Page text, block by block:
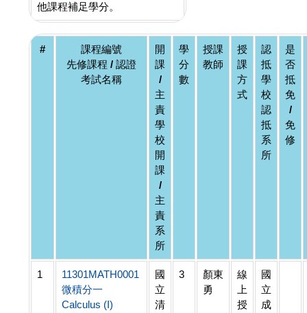
他課程補足學分。
#
課程編號
先修課程 / 認證
考試名稱
開
課
/
主
責
學
校
開
課
/
主
責
系
所
學
分
數
授課
教師
授
課
方
式
認
抵
學
校
認
抵
系
所
是
否
抵
免
/
免
修
1
11301MATH0001
微積分一
Calculus (I)
國
立
清
3
顏東
勇
線
上
授
國
立
成